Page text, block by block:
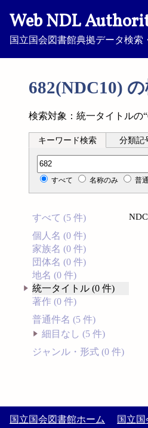
Web NDL
国立国会図書館典拠データ検索
682(NDC10)
検索対象：統一タイトルの
キーワード検索 分類記
分類記号検索
すべて 名称のみ 普
すべて (5 件)
個人名 (0 件)
家族名 (0 件)
団体名 (0 件)
地名 (0 件)
統一タイトル (0 件)
著作 (0 件)
普通件名 (5 件)
細目なし (5 件)
ジャンル・形式 (0 件)
国立国会図書館ホーム 国立